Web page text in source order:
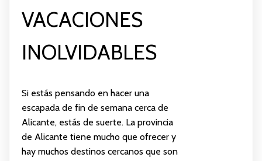
VACACIONES
INOLVIDABLES
Si estás pensando en hacer una
escapada de fin de semana cerca de
Alicante, estás de suerte. La provincia
de Alicante tiene mucho que ofrecer y
hay muchos destinos cercanos que son